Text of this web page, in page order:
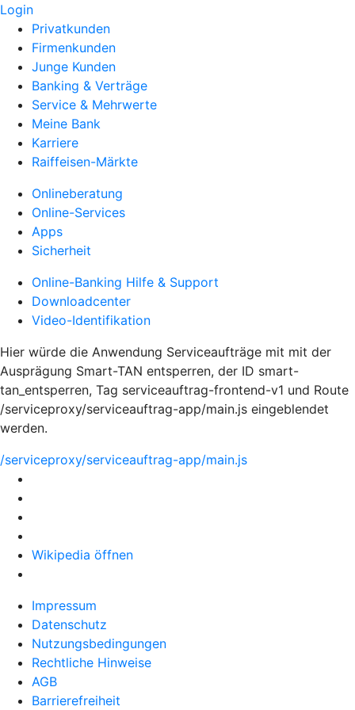
Login
Privatkunden
Firmenkunden
Junge Kunden
Banking & Verträge
Service & Mehrwerte
Meine Bank
Karriere
Raiffeisen-Märkte
Onlineberatung
Online-Services
Apps
Sicherheit
Online-Banking Hilfe & Support
Downloadcenter
Video-Identifikation
Hier würde die Anwendung Serviceaufträge mit mit der
Ausprägung Smart-TAN entsperren, der ID smart-
tan_entsperren, Tag serviceauftrag-frontend-v1 und Route
/serviceproxy/serviceauftrag-app/main.js eingeblendet
werden.
/serviceproxy/serviceauftrag-app/main.js
Wikipedia öffnen
Impressum
Datenschutz
Nutzungsbedingungen
Rechtliche Hinweise
AGB
Barrierefreiheit